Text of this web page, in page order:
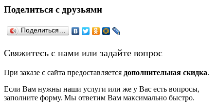
Поделиться с друзьями
Поделиться…
­Свяжитесь с нами или задайте вопрос
При заказе с сайта предоставляется дополнительная скидка.
Если Вам нужны наши услуги или же у Вас есть вопросы,
заполните форму. Мы ответим Вам максимально быстро.